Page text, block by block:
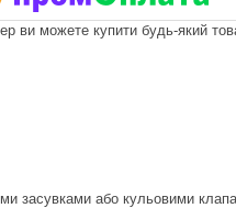
ви можете купити будь-який
засувками або кульовими